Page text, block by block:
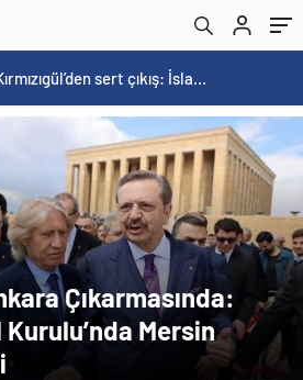
Mahsun Kırmızıgül’den sert çıkış: İslam ülkeleri İspanya kadar cesur olamadı
Çıkarmasında:
Kurulu’nda Mersin